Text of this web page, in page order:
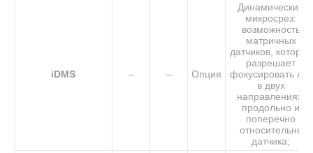
iDMS – – Опция
Динамический
микросрез:
возможность
матричных
датчиков, которая
разрешает
фокусировать луч
в двух
направлениях:
продольно и
поперечно
относительно
датчика;